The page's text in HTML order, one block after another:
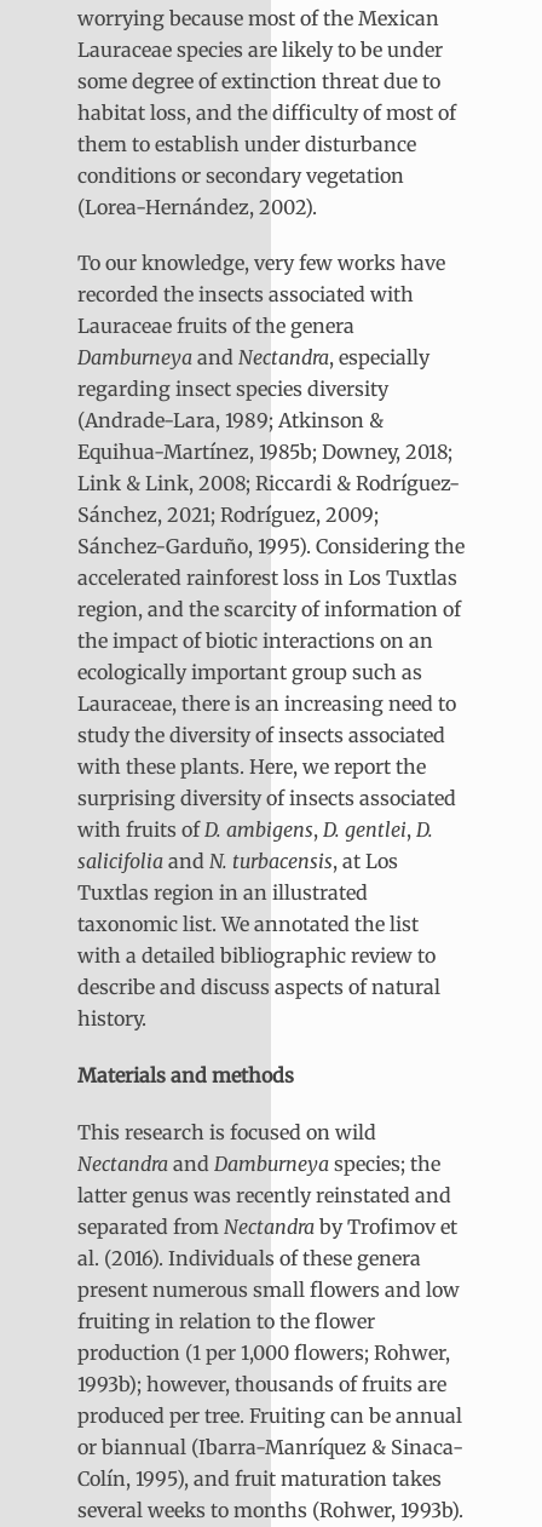
worrying because most of the Mexican
Lauraceae species are likely to be under
some degree of extinction threat due to
habitat loss, and the difficulty of most of
them to establish under disturbance
conditions or secondary vegetation
(Lorea-Hernández, 2002).
To our knowledge, very few works have
recorded the insects associated with
Lauraceae fruits of the genera
Damburneya and Nectandra, especially
regarding insect species diversity
(Andrade-Lara, 1989; Atkinson &
Equihua-Martínez, 1985b; Downey, 2018;
Link & Link, 2008; Riccardi & Rodríguez-
Sánchez, 2021; Rodríguez, 2009;
Sánchez-Garduño, 1995). Considering the
accelerated rainforest loss in Los Tuxtlas
region, and the scarcity of information of
the impact of biotic interactions on an
ecologically important group such as
Lauraceae, there is an increasing need to
study the diversity of insects associated
with these plants. Here, we report the
surprising diversity of insects associated
with fruits ofD. ambigens, D. gentlei, D.
salicifolia and N. turbacensis, at Los
Tuxtlas region in an illustrated
taxonomic list. We annotated the list
with a detailed bibliographic review to
describe and discuss aspects of natural
history.
Materials and methods
This research is focused on wild
Nectandra and Damburneya species; the
latter genus was recently reinstated and
separated from Nectandra by Trofimov et
al. (2016). Individuals of these genera
present numerous small flowers and low
fruiting in relation to the flower
production (1 per 1,000 flowers; Rohwer,
1993b); however, thousands of fruits are
produced per tree. Fruiting can be annual
or biannual (Ibarra-Manríquez & Sinaca-
Colín, 1995), and fruit maturation takes
several weeks to months (Rohwer, 1993b).